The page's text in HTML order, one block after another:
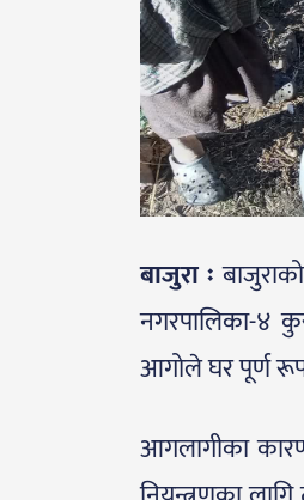
बाजुरा ः
नगरपालिका-४
आगोले घर पूर्ण
आगलागीका